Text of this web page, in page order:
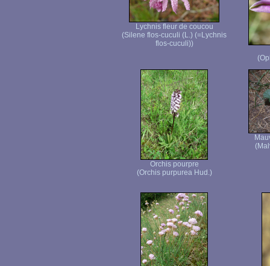
Lychnis fleur de coucou
(Silene flos-cuculi (L.) (=Lychnis
flos-cuculi))
Orchis pourpre
(Orchis purpurea Hud.)